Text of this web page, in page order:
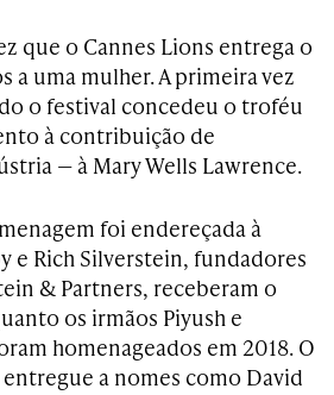
que o Cannes Lions entrega o
a uma mulher. A primeira vez
o festival concedeu o troféu
à contribuição de
— à Mary Wells Lawrence.
foi endereçada à
e Rich Silverstein, fundadores
& Partners, receberam o
os irmãos Piyush e
homenageados em 2018. O
a nomes como David